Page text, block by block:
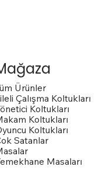
Ürünler
Çalışma Koltukları
Koltukları
Koltukları
Koltukları
Satanlar
Masaları